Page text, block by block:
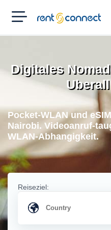
RENT'N
CONNECT
Digitales
Pocket-WLAN und
Nairobi. Videoanruf-
WLAN-Abhangigkeit.
Reiseziel: